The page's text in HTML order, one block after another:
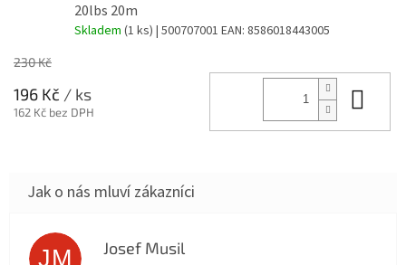
20lbs 20m
Skladem (1 ks) | 500707001 EAN: 8586018443005
230 Kč
196 Kč / ks
162 Kč bez DPH
JM Josef Musil